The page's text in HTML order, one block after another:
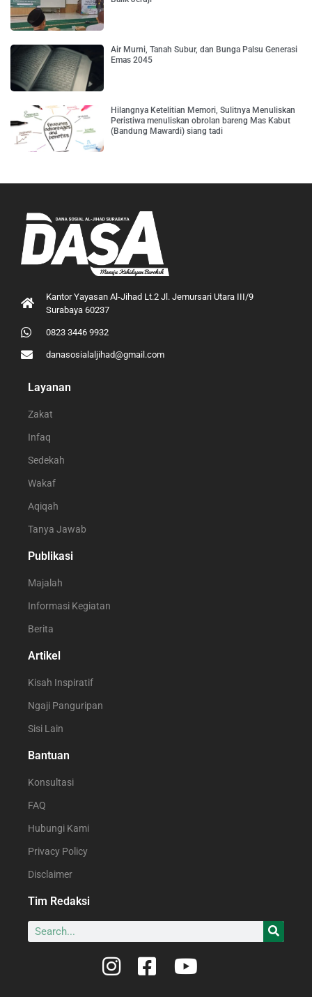
Air Murni, Tanah Subur, dan Bunga Palsu Generasi
Emas 2045
Hilangnya Ketelitian Memori, Sulitnya Menuliskan
Peristiwa menuliskan obrolan bareng Mas Kabut
(Bandung Mawardi) siang tadi
Kantor Yayasan Al-Jihad Lt.2 Jl. Jemursari Utara III/9
Surabaya 60237
0823 3446 9932
danasosialaljihad@gmail.com
Layanan
Zakat
Infaq
Sedekah
Wakaf
Aqiqah
Tanya Jawab
Publikasi
Majalah
Informasi Kegiatan
Berita
Artikel
Kisah Inspiratif
Ngaji Panguripan
Sisi Lain
Bantuan
Konsultasi
FAQ
Hubungi Kami
Privacy Policy
Disclaimer
Tim Redaksi